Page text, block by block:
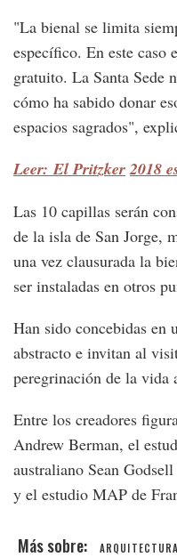
"La bienal se limita
específico. En este caso
gratuito. La Santa Sede
cómo ha sabido donar
espacios sagrados",
Leer: El Pritzker 2018
Las 10 capillas serán
de la isla de San Jorge,
una vez clausurada la
ser instaladas en otros
Han sido concebidas en
abstracto e invitan al
peregrinación de la vida
Entre los creadores
Andrew Berman, el
australiano Sean
y el estudio MAP de
ARQUITECTURA